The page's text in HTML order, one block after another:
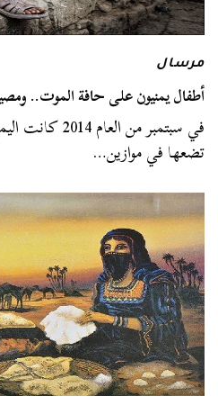
مرسال
أطفال يمنيون على حافة الموت..
في سبتمبر من
تضعها في موازين…